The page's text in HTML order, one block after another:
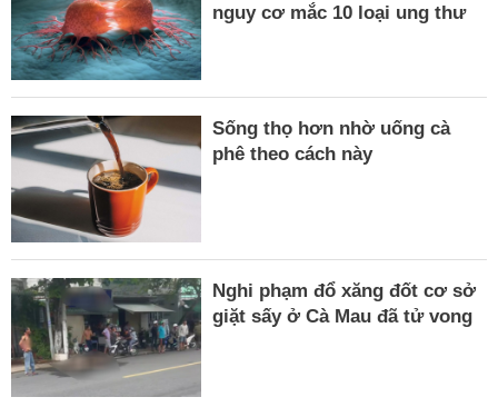
nguy cơ mắc 10 loại ung thư
Sống thọ hơn nhờ uống cà
phê theo cách này
Nghi phạm đổ xăng đốt cơ sở
giặt sấy ở Cà Mau đã tử vong